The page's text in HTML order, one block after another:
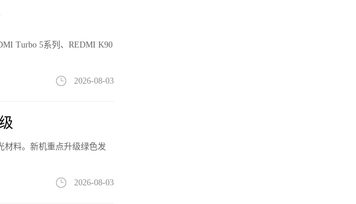
Turbo 5系列、REDMI K90
2026-08-03
材料。新机重点升级绿色发
2026-08-03